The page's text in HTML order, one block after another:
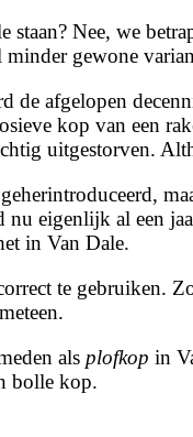
Nee, we
minder gewone
de afgelopen
kop van een
uitgestorven.
eigenlijk al een
in Van Dale.
te gebruiken.
als plofkop in
bolle kop.